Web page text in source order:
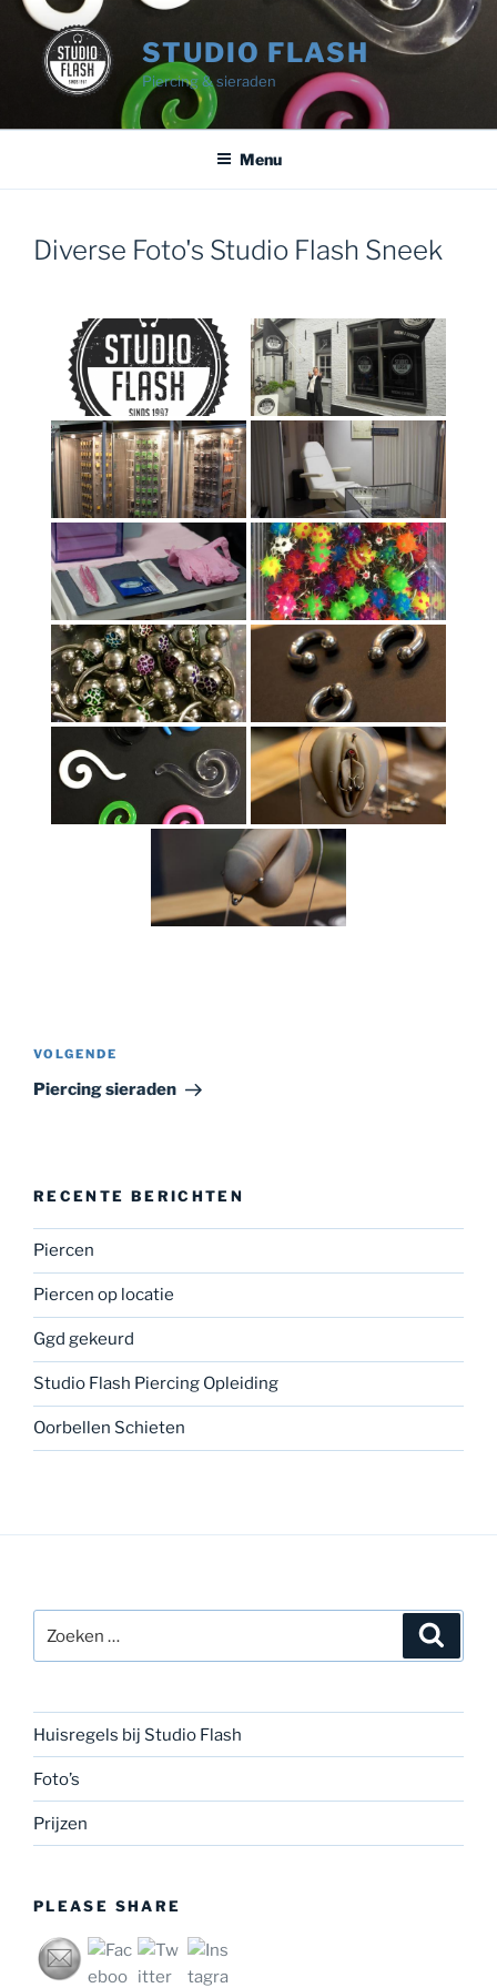
inhoud
STUDIO FLASH
Piercing & sieraden
Menu
Diverse Foto's Studio Flash Sneek
navigatie
Volgend
bericht
VOLGENDE
Piercing sieraden
RECENTE BERICHTEN
Piercen
Piercen op locatie
Ggd gekeurd
Studio Flash Piercing Opleiding
Oorbellen Schieten
naar:
Huisregels bij Studio Flash
Foto’s
Prijzen
PLEASE SHARE